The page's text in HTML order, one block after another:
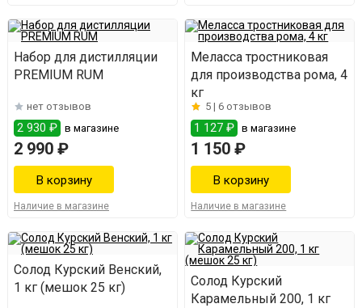
Набор для дистилляции
PREMIUM RUM
нет отзывов
2 930 ₽ в магазине
2 990 ₽
Наличие в магазине
Меласса тростниковая
для производства рома, 4
кг
5 |6 отзывов
1 127 ₽ в магазине
1 150 ₽
Наличие в магазине
Солод Курский Венский,
1 кг (мешок 25 кг)
Солод Курский
Карамельный 200, 1 кг